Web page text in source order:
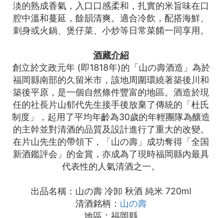
淡的熟成香氣，入口口感柔和，扎實的米旨味在口
腔中溫和蔓延，餘韻清爽。適合冷飲，配搭海鮮、
刺身或火鍋、煲仔菜、小炒等日常菜餚一同享用。
酒藏介紹
創立於文政元年 (即1818年)的「山の壽酒造」為於
福岡縣南部的久留米市，該地周圍環繞著築後川和
築後平原，是一個自然條件豐富的地區。酒造於現
任的社長片山郁代先生接手後放棄了傳統的「杜氏
制度」，起用了平均年齡為30歲的年輕團隊為釀造
的主幹並對清酒的品質及設計進行了重大的改變。
在片山先生的帶領下，「山の壽」成功奪得「全国
新酒鑑評会」的金賞，亦成為了現時福岡縣內最具
代表性的人氣清酒之一。
出品名稱：山の壽 冷卸 秋酒 純米 720ml
清酒銘柄： 山の壽
地區：福岡縣